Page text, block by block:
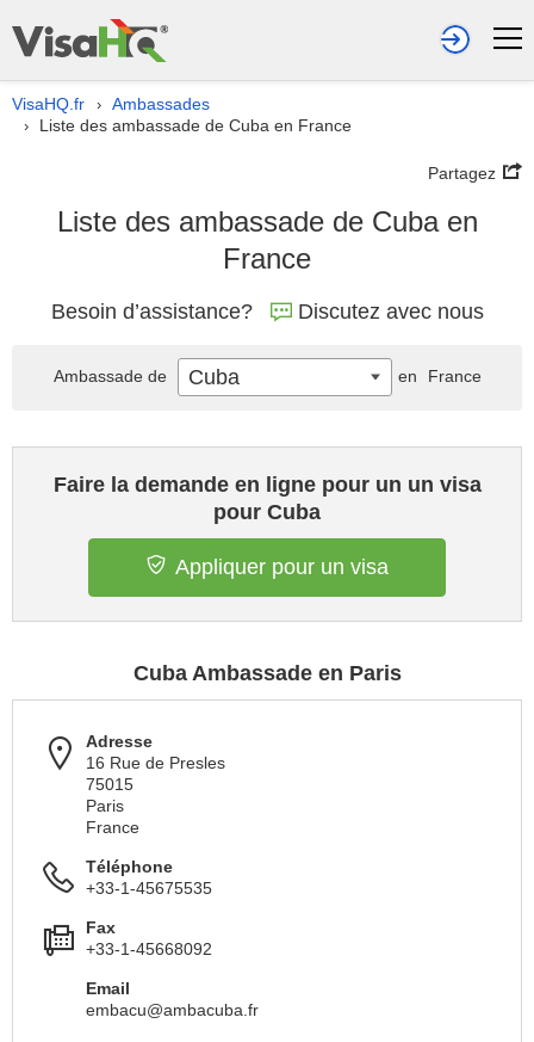
VisaHQ.fr › Ambassades
› Liste des ambassade de Cuba en France
Partagez
Liste des ambassade de Cuba en
France
Besoin d’assistance? Discutez avec nous
Faire la demande en ligne pour un un visa
pour Cuba
Appliquer pour un visa
Cuba Ambassade en Paris
Adresse
16 Rue de Presles
75015
Paris
France
Téléphone
+33-1-45675535
Fax
+33-1-45668092
Email
embacu@ambacuba.fr
Ambassade de Cuba en France